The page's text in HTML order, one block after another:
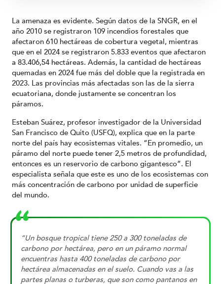
La amenaza es evidente. Según datos de la SNGR, en el
año 2010 se registraron 109 incendios forestales que
afectaron 610 hectáreas de cobertura vegetal, mientras
que en el 2024 se registraron 5.833 eventos que afectaron
a 83.406,54 hectáreas. Además, la cantidad de hectáreas
quemadas en 2024 fue más del doble que la registrada en
2023. Las provincias más afectadas son las de la sierra
ecuatoriana, donde justamente se concentran los
páramos.
Esteban Suárez, profesor investigador de la Universidad
San Francisco de Quito (USFQ), explica que en la parte
norte del país hay ecosistemas vitales. “En promedio, un
páramo del norte puede tener 2,5 metros de profundidad,
entonces es un reservorio de carbono gigantesco”. El
especialista señala que este es uno de los ecosistemas con
más concentración de carbono por unidad de superficie
del mundo.
“Un bosque tropical tiene 250 a 300 toneladas de
carbono por hectárea, pero en un páramo normal
encuentras hasta 400 toneladas de carbono por
hectárea almacenadas en el suelo. Cuando vas a las
partes planas o turberas, que son como pantanos en